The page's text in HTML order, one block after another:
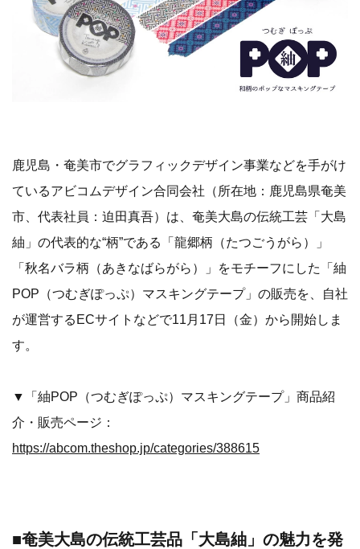
鹿児島・奄美市でグラフィックデザイン事業などを手がけ
ているアビコムデザイン合同会社（所在地：鹿児島県奄美
市、代表社員：迫田真吾）は、奄美大島の伝統工芸「大島
紬」の代表的な“柄”である「龍郷柄（たつごうがら）」
「秋名バラ柄（あきなばらがら）」をモチーフにした「紬
POP（つむぎぽっぷ）マスキングテープ」の販売を、自社
が運営するECサイトなどで11月17日（金）から開始しま
す。
▼「紬POP（つむぎぽっぷ）マスキングテープ」商品紹
介・販売ページ：
https://abcom.theshop.jp/categories/388615
■奄美大島の伝統工芸品「大島紬」の魅力を発